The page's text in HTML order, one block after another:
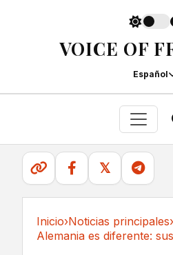
VOICE OF
Español
𝕏
Inicio›Noticias principales›